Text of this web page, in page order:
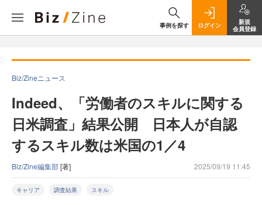
事例を探す ログイン
新規
会員登録
Biz/Zineニュース
Indeed、「労働者のスキルに関する
日米調査」結果公開 日本人が自認
するスキル数は米国の1／4
Biz/Zine編集部[著] 2025/09/19 11:45
キャリア 調査結果 スキル